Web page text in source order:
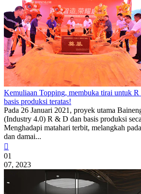
Kemuliaan Topping, membuka tirai untuk R
basis produksi teratas!
Pada 26 Januari 2021, proyek utama
(Industry 4.0) R & D dan basis produksi
Menghadapi matahari terbit, melangkah
dan damai...

01
07, 2023